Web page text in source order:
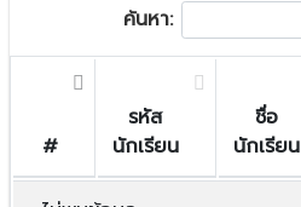
ค้นหา:
#
รหัส
นักเรียน
ชื่อ
นักเรียน